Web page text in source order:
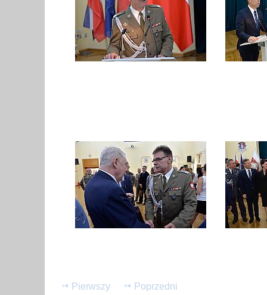
Pierwszy Poprzedni